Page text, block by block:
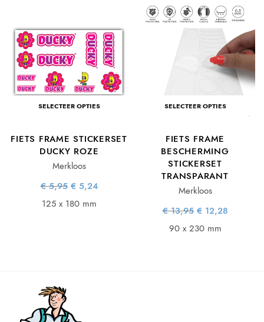
SELECTEER OPTIES
FIETS FRAME STICKERSET
DUCKY ROZE
Merkloos
€5,95 Oorspronkelijke
prijs was:
€ 5,95.
€ 5,24Huidige
125 x 180 mm
SELECTEER OPTIES
FIETS FRAME
BESCHERMING
STICKERSET
TRANSPARANT
Merkloos
€13,95 Oorspronkelijke
prijs was:
€ 13,95.
€ 12,28
90 x 230 mm